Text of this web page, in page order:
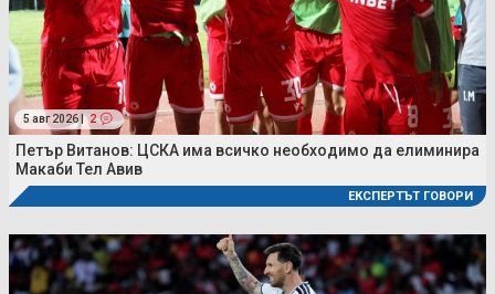
5 авг 2026 | 2
Петър Витанов: ЦСКА има всичко необходимо да елиминира
Макаби Тел Авив
ЕКСПЕРТЪТ ГОВОРИ